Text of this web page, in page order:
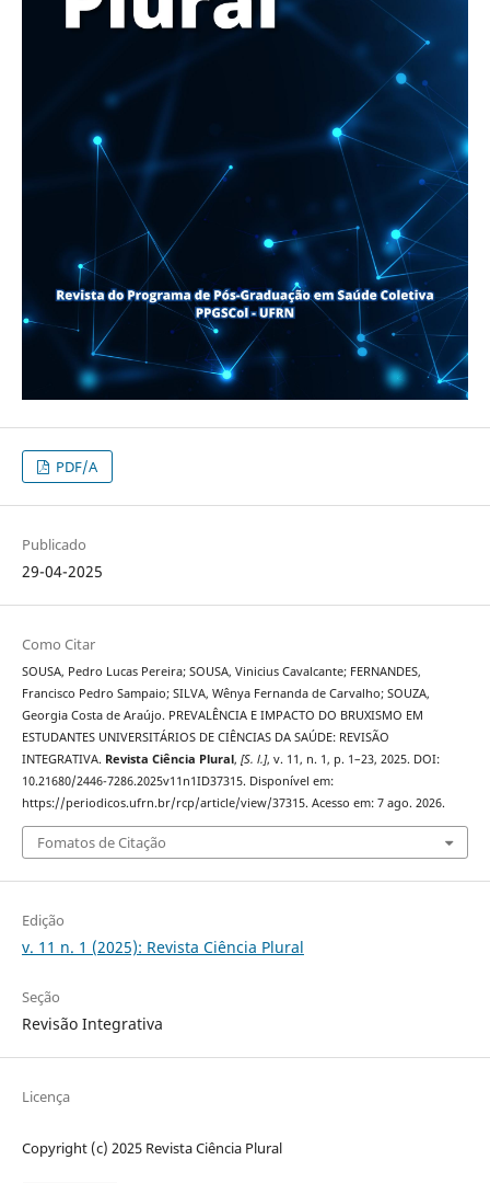
PDF/A
Publicado
29-04-2025
Como Citar
SOUSA, Pedro Lucas Pereira; SOUSA, Vinicius Cavalcante; FERNANDES,
Francisco Pedro Sampaio; SILVA, Wênya Fernanda de Carvalho; SOUZA,
Georgia Costa de Araújo. PREVALÊNCIA E IMPACTO DO BRUXISMO EM
ESTUDANTES UNIVERSITÁRIOS DE CIÊNCIAS DA SAÚDE: REVISÃO
INTEGRATIVA. Revista Ciência Plural, [S. l.], v. 11, n. 1, p. 1–23, 2025. DOI:
10.21680/2446-7286.2025v11n1ID37315. Disponível em:
https://periodicos.ufrn.br/rcp/article/view/37315. Acesso em: 7 ago. 2026.
Fomatos de Citação
Edição
v. 11 n. 1 (2025): Revista Ciência Plural
Seção
Revisão Integrativa
Licença
Copyright (c) 2025 Revista Ciência Plural